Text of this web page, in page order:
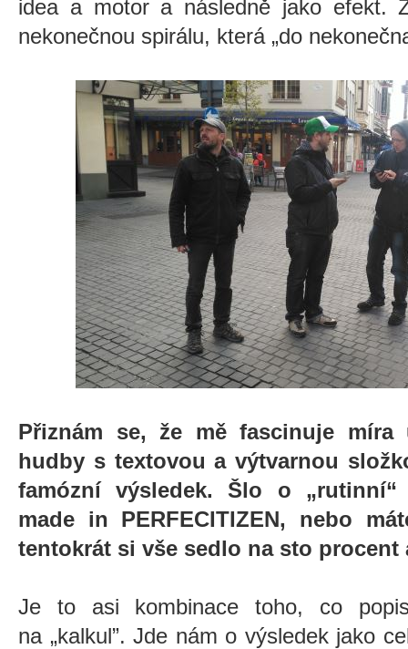
idea a motor a následně jako efekt.
nekonečnou spirálu, která „do
Přiznám se, že mě fascinuje míra
hudby s textovou a výtvarnou
famózní výsledek. Šlo o „rutinní“
made in PERFECITIZEN, nebo
tentokrát si vše sedlo na sto procent
Je to asi kombinace toho, co
na „kalkul”. Jde nám o výsledek jako